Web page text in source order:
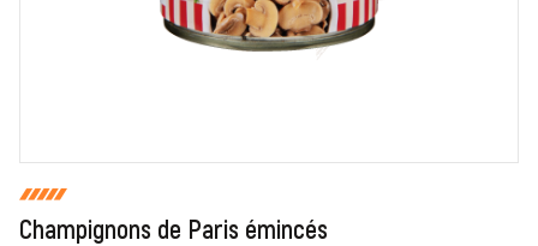
consulter la page des mentions légales. *
Champignons de Paris émincés